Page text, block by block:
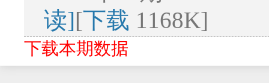
读][下载 1168K]
下载本期数据